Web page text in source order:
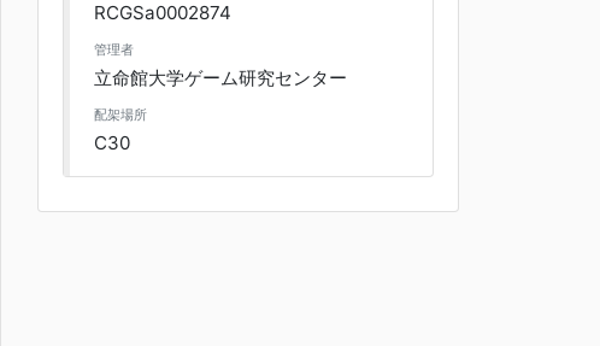
RCGSa0002874
管理者
立命館大学ゲーム研究センター
配架場所
C30